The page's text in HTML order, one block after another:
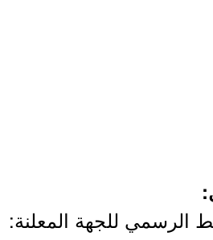
الرسمي للجهة المعلنة: